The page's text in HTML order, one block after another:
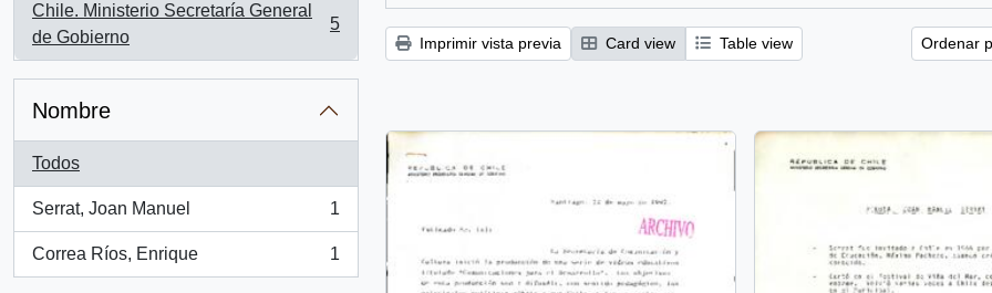
Chile. Ministerio Secretaría General
de Gobierno
, 5 resultados
5
Nombre
Todos
Serrat, Joan Manuel
, 1 resultados
1
Correa Ríos, Enrique
, 1 resultados
1
Imprimir vista previa Card view Table view Ordenar